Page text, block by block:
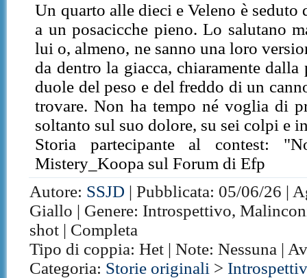
Un quarto alle dieci e Veleno è seduto
a un posacicche pieno. Lo salutano
lui o, almeno, ne sanno una loro
da dentro la giacca, chiaramente
duole del peso e del freddo di un
trovare. Non ha tempo né voglia di
soltanto sul suo dolore, su sei colpi e
Storia partecipante al contest:
Mistery_Koopa sul Forum di Efp
Autore: SSJD | Pubblicata: 05/06/26 |
Giallo | Genere: Introspettivo,
shot | Completa
Tipo di coppia: Het | Note: Nessuna |
Categoria: Storie originali >